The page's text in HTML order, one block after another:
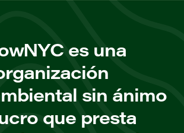
es una
sin ánimo
que presta